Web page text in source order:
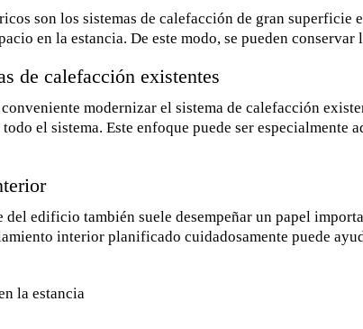
son los sistemas de calefacción de gran superficie
en la estancia. De este modo, se pueden
de calefacción existentes
modernizar el sistema de calefacción
el sistema. Este enfoque puede ser especialmente
edificio también suele desempeñar un papel
interior planificado cuidadosamente puede